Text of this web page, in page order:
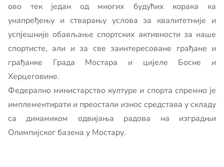
ово тек један од многих будућих корака ка
унапређењу и стварању условa за квалитетније и
успјешније обављање спортских активности за наше
спортисте, али и за све заинтересoване грађане и
грађанке Града Мостара и цијеле Босне и
Херцеговине.
Федерално министарство културе и спорта спремно је
имплементирати и преостали износ средстава у складу
са динамиком одвијања радова на изградњи
Олимпијског базена у Мостару.